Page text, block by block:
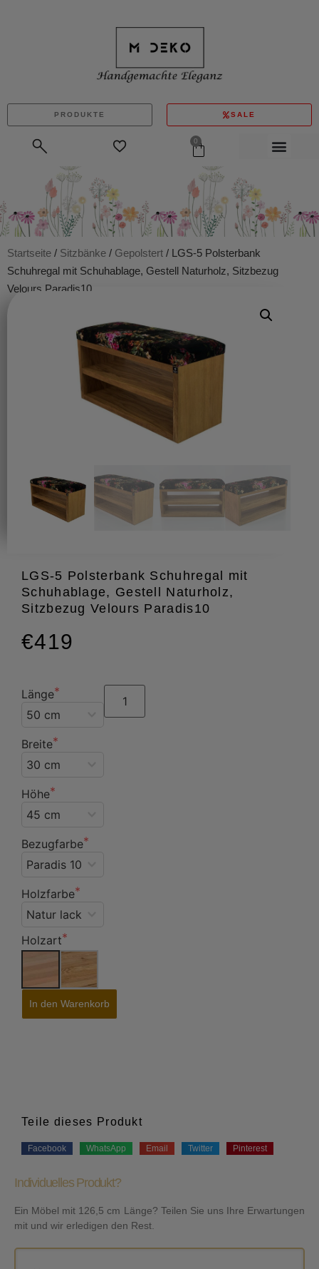
PRODUKTE SALE
0
Startseite / Sitzbänke / Gepolstert / LGS-5 Polsterbank
Schuhregal mit Schuhablage, Gestell Naturholz, Sitzbezug
Velours Paradis10
LGS-5 Polsterbank Schuhregal mit
Schuhablage, Gestell Naturholz,
Sitzbezug Velours Paradis10
€419
Länge
Breite
Höhe
Bezugfarbe
Holzfarbe
Holzart
In den Warenkorb
Teile dieses Produkt
Facebook WhatsApp Email Twitter Pinterest
Individuelles Produkt?
Ein Möbel mit 126,5 cm Länge? Teilen Sie uns Ihre Erwartungen
mit und wir erledigen den Rest.